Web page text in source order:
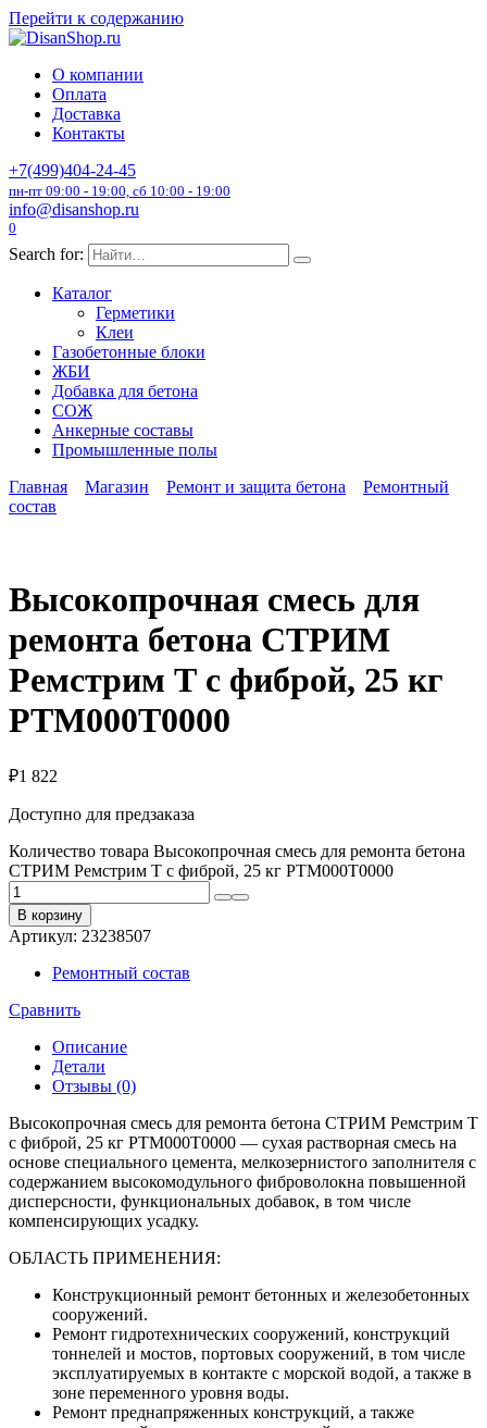
Перейти к содержанию
О компании
Оплата
Доставка
Контакты
+7(499)404-24-45
пн-пт 09:00 - 19:00, сб 10:00 - 19:00
info@disanshop.ru
0
Search for:
Каталог
Герметики
Клеи
Газобетонные блоки
ЖБИ
Добавка для бетона
СОЖ
Анкерные составы
Промышленные полы
Главная
Магазин Ремонт и защита бетона
Ремонтный
состав
Высокопрочная смесь для
ремонта бетона СТРИМ
Ремстрим Т с фиброй, 25 кг
РТМ000Т0000
₽1 822
Доступно для предзаказа
Количество товара Высокопрочная смесь для ремонта бетона
СТРИМ Ремстрим Т с фиброй, 25 кг РТМ000Т0000
В корзину
Артикул: 23238507
Ремонтный состав
Сравнить
Описание
Детали
Отзывы (0)
Высокопрочная смесь для ремонта бетона СТРИМ Ремстрим Т
с фиброй, 25 кг РТМ000Т0000 — сухая растворная смесь на
основе специального цемента, мелкозернистого заполнителя с
содержанием высокомодульного фиброволокна повышенной
дисперсности, функциональных добавок, в том числе
компенсирующих усадку.
ОБЛАСТЬ ПРИМЕНЕНИЯ:
Конструкционный ремонт бетонных и железобетонных
сооружений.
Ремонт гидротехнических сооружений, конструкций
тоннелей и мостов, портовых сооружений, в том числе
эксплуатируемых в контакте с морской водой, а также в
зоне переменного уровня воды.
Ремонт преднапряженных конструкций, а также